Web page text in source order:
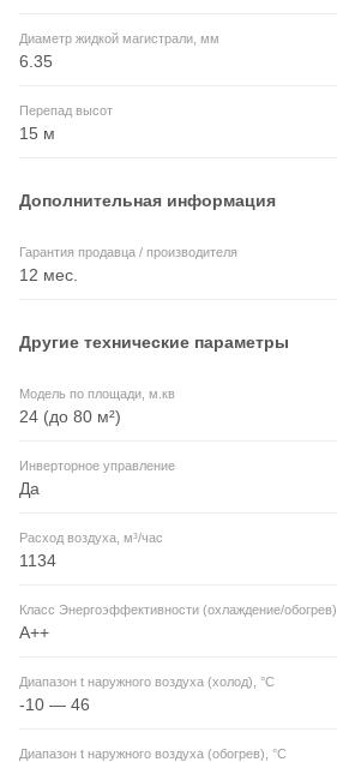
Диаметр жидкой магистрали, мм
6.35
Перепад высот
15 м
Дополнительная информация
Гарантия продавца / производителя
12 мес.
Другие технические параметры
Модель по площади, м.кв
24 (до 80 м²)
Инверторное управление
Да
Расход воздуха, м³/час
1134
Класс Энергоэффективности (охлаждение/обогрев)
A++
Диапазон t наружного воздуха (холод), °C
-10 — 46
Диапазон t наружного воздуха (обогрев), °C